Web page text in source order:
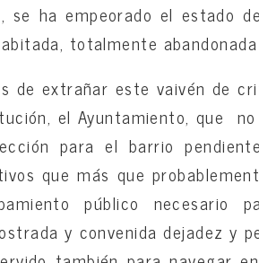
se ha empeorado el estado
totalmente
de extrañar este vaivén de
el Ayuntamiento, que
para el barrio
que más que
público
y convenida dejadez y